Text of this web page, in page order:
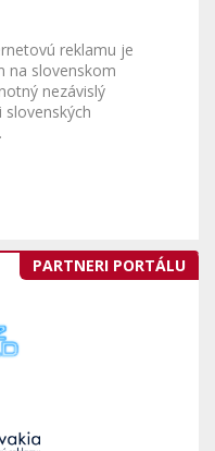
reklamu je
na slovenskom
nezávislý
PARTNERI PORTÁLU